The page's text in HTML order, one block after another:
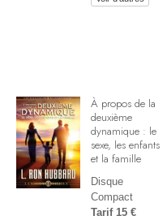
À propos de la
deuxième
dynamique : le
sexe, les enfants
et la famille
Disque
Compact
Tarif 15 €